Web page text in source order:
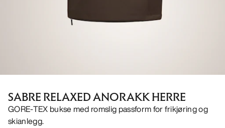
SABRE RELAXED ANORAKK HERRE
GORE-TEX bukse med romslig passform for frikjøring og
skianlegg.